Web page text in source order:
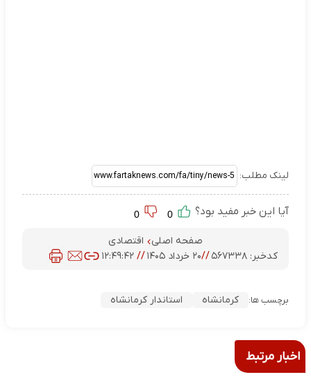
لینک مطلب:
آیا این خبر مفید بود؟
صفحه اصلی
اقتصادی
کدخبر:۵۶۷۳۳۸ //۲۰ خرداد ۱۴۰۵ //۱۲:۴۹:۴۲
برچسب ها: کرمانشاه استاندار کرمانشاه
اخبار مرتبط